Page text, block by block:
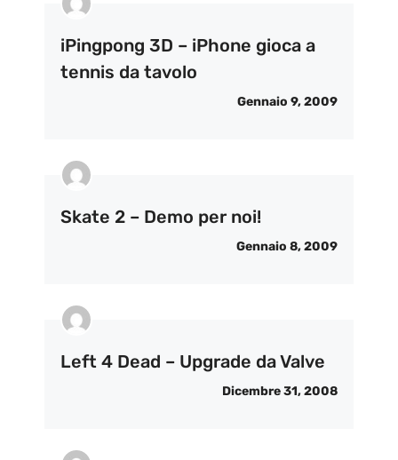
iPingpong 3D – iPhone gioca a
tennis da tavolo
Gennaio 9, 2009
Skate 2 – Demo per noi!
Gennaio 8, 2009
Left 4 Dead – Upgrade da Valve
Dicembre 31, 2008